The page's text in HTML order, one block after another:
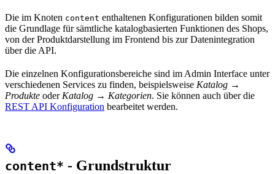
Die im Knoten content enthaltenen Konfigurationen bilden somit
die Grundlage für sämtliche katalogbasierten Funktionen des Shops,
von der Produktdarstellung im Frontend bis zur Datenintegration
über die API.
Die einzelnen Konfigurationsbereiche sind im Admin Interface unter
verschiedenen Services zu finden, beispielsweise Katalog →
Produkte oder Katalog → Kategorien. Sie können auch über die
REST API Konfiguration bearbeitet werden.
content* - Grundstruktur